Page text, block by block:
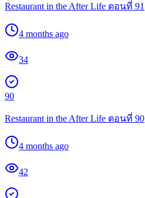
Restaurant in the After Life ตอนที่ 91
4 months ago
34
90
Restaurant in the After Life ตอนที่ 90
4 months ago
42